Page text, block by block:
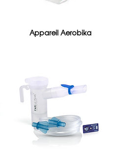
Appareil Aerobika